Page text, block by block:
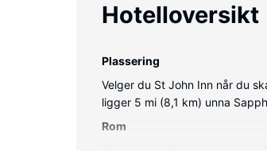
Hotelloversikt
Plassering
Velger du St John Inn når du
ligger 5 mi (8,1 km) unna
Rom